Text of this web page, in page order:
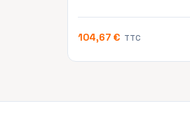
104,67 € TTC